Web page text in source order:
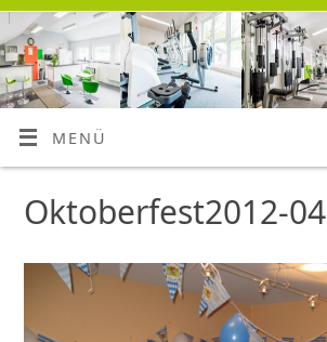
MENÜ
Oktoberfest2012-04